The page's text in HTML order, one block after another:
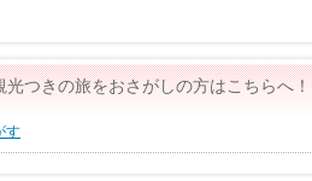
つきの旅をおさがしの方はこちらへ！
す